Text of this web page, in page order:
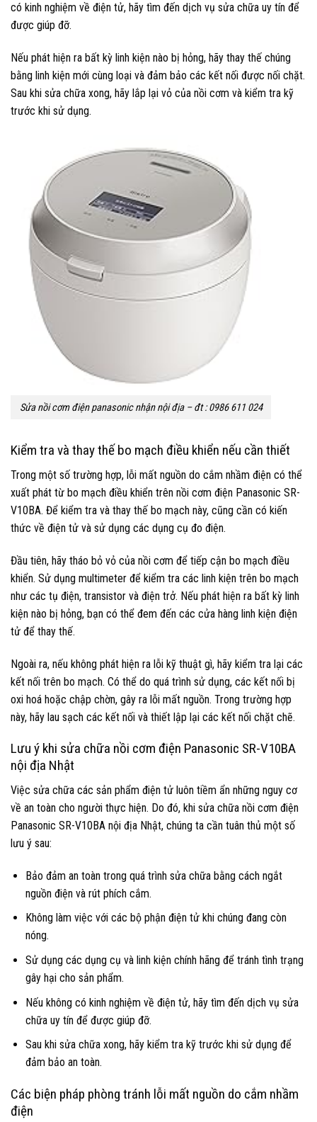
có kinh nghiệm về điện tử, hãy tìm đến dịch vụ sửa chữa uy tín để
được giúp đỡ.
Nếu phát hiện ra bất kỳ linh kiện nào bị hỏng, hãy thay thế chúng
bằng linh kiện mới cùng loại và đảm bảo các kết nối được nối chặt.
Sau khi sửa chữa xong, hãy lắp lại vỏ của nồi cơm và kiểm tra kỹ
trước khi sử dụng.
Sửa nồi cơm điện panasonic nhận nội địa – đt : 0986 611 024
Kiểm tra và thay thế bo mạch điều khiển nếu cần thiết
Trong một số trường hợp, lỗi mất nguồn do cắm nhầm điện có thể
xuất phát từ bo mạch điều khiển trên nồi cơm điện Panasonic SR-
V10BA. Để kiểm tra và thay thế bo mạch này, cũng cần có kiến
thức về điện tử và sử dụng các dụng cụ đo điện.
Đầu tiên, hãy tháo bỏ vỏ của nồi cơm để tiếp cận bo mạch điều
khiển. Sử dụng multimeter để kiểm tra các linh kiện trên bo mạch
như các tụ điện, transistor và điện trở. Nếu phát hiện ra bất kỳ linh
kiện nào bị hỏng, bạn có thể đem đến các cửa hàng linh kiện điện
tử để thay thế.
Ngoài ra, nếu không phát hiện ra lỗi kỹ thuật gì, hãy kiểm tra lại các
kết nối trên bo mạch. Có thể do quá trình sử dụng, các kết nối bị
oxi hoá hoặc chập chờn, gây ra lỗi mất nguồn. Trong trường hợp
này, hãy lau sạch các kết nối và thiết lập lại các kết nối chặt chẽ.
Lưu ý khi sửa chữa nồi cơm điện Panasonic SR-V10BA
nội địa Nhật
Việc sửa chữa các sản phẩm điện tử luôn tiềm ẩn những nguy cơ
về an toàn cho người thực hiện. Do đó, khi sửa chữa nồi cơm điện
Panasonic SR-V10BA nội địa Nhật, chúng ta cần tuân thủ một số
lưu ý sau:
Bảo đảm an toàn trong quá trình sửa chữa bằng cách ngắt
nguồn điện và rút phích cắm.
Không làm việc với các bộ phận điện tử khi chúng đang còn
nóng.
Sử dụng các dụng cụ và linh kiện chính hãng để tránh tình trạng
gây hại cho sản phẩm.
Nếu không có kinh nghiệm về điện tử, hãy tìm đến dịch vụ sửa
chữa uy tín để được giúp đỡ.
Sau khi sửa chữa xong, hãy kiểm tra kỹ trước khi sử dụng để
đảm bảo an toàn.
Các biện pháp phòng tránh lỗi mất nguồn do cắm nhầm
điện